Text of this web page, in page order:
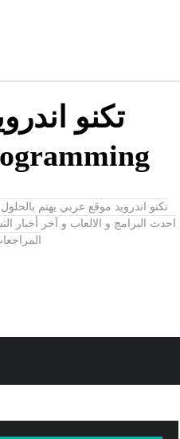
تكنو اندرويد موقع عربي يهتم
احدث البرامج و الالعاب و آخر أخبار